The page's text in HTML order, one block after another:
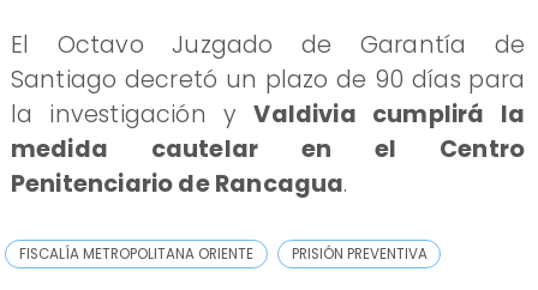
El Octavo Juzgado de Garantía de
Santiago decretó un plazo de 90 días para
la investigación yValdivia cumplirá la
medida cautelar en el Centro
Penitenciario de Rancagua.
FISCALÍA METROPOLITANA ORIENTE PRISIÓN PREVENTIVA